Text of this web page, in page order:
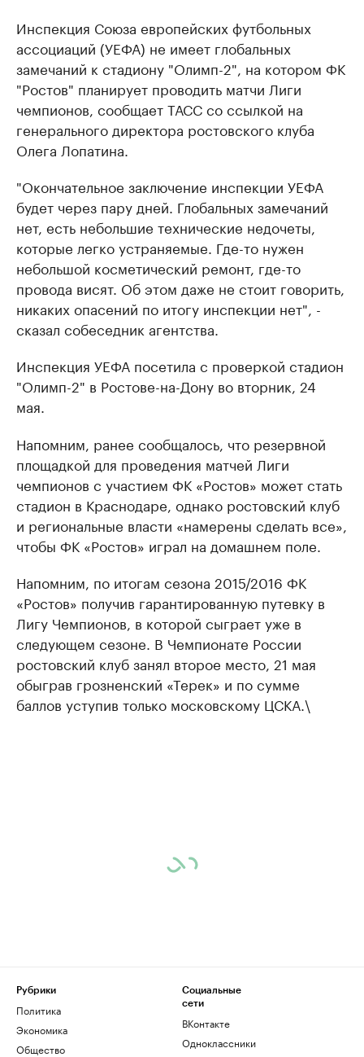
Инспекция Союза европейских футбольных
ассоциаций (УЕФА) не имеет глобальных
замечаний к стадиону "Олимп-2", на котором ФК
"Ростов" планирует проводить матчи Лиги
чемпионов, сообщает ТАСС со ссылкой на
генерального директора ростовского клуба
Олега Лопатина.
"Окончательное заключение инспекции УЕФА
будет через пару дней. Глобальных замечаний
нет, есть небольшие технические недочеты,
которые легко устраняемые. Где-то нужен
небольшой косметический ремонт, где-то
провода висят. Об этом даже не стоит говорить,
никаких опасений по итогу инспекции нет", -
сказал собеседник агентства.
Инспекция УЕФА посетила с проверкой стадион
"Олимп-2" в Ростове-на-Дону во вторник, 24
мая.
Напомним, ранее сообщалось, что резервной
площадкой для проведения матчей Лиги
чемпионов с участием ФК «Ростов» может стать
стадион в Краснодаре, однако ростовский клуб
и региональные власти «намерены сделать все»,
чтобы ФК «Ростов» играл на домашнем поле.
Напомним, по итогам сезона 2015/2016 ФК
«Ростов» получив гарантированную путевку в
Лигу Чемпионов, в которой сыграет уже в
следующем сезоне. В Чемпионате России
ростовский клуб занял второе место, 21 мая
обыграв грозненский «Терек» и по сумме
баллов уступив только московскому ЦСКА.\
Рубрики
Политика
Экономика
Общество
Социальные
сети
ВКонтакте
Одноклассники